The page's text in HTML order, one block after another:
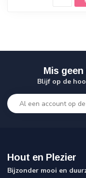
Mis
Blijf op de
Hout en Plezier
Bijzonder mooi en